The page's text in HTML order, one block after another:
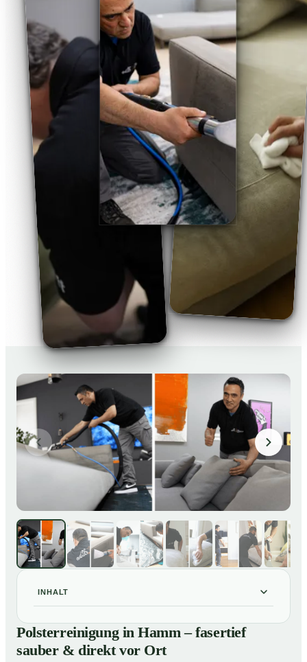
INHALT
Polsterreinigung in Hamm – fasertief sauber & direkt
vor Ort
Polsterreinigung in Hamm – fasertief
sauber & direkt vor Ort